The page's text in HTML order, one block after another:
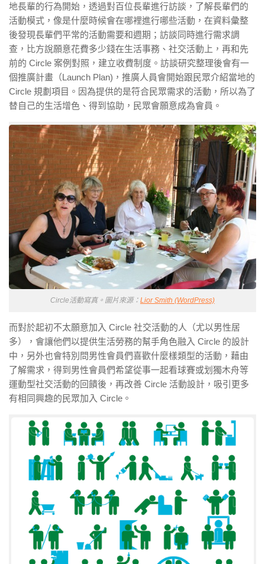
地長輩的行為開始，透過對百位長輩進行訪談，了解長輩們的
活動模式，像是什麼時候會在哪裡進行哪些活動，在資料彙整
後發現長輩們平常的活動需要和週期；訪談同時進行需求調
查，比方說願意花費多少錢在生活事務、社交活動上，再和先
前的 Circle 案例對照，建立收費制度。訪談研究整理後會有一
個推廣計畫（Launch Plan)，推廣人員會開始跟民眾介紹當地的
Circle 規劃項目。因為提供的是符合民眾需求的活動，所以為了
替自己的生活增色、得到協助，民眾會願意成為會員。
Circle活動寫真。圖片來源： Lior Smith (WordPress)
而對於起初不太願意加入 Circle 社交活動的人（尤以男性居
多），會讓他們以提供生活勞務的幫手角色融入 Circle 的設計
中，另外也會特別問男性會員們喜歡什麼樣類型的活動，藉由
了解需求，得到男性會員們希望從事一起看球賽或划獨木舟等
運動型社交活動的回饋後，再改善 Circle 活動設計，吸引更多
有相同興趣的民眾加入 Circle。